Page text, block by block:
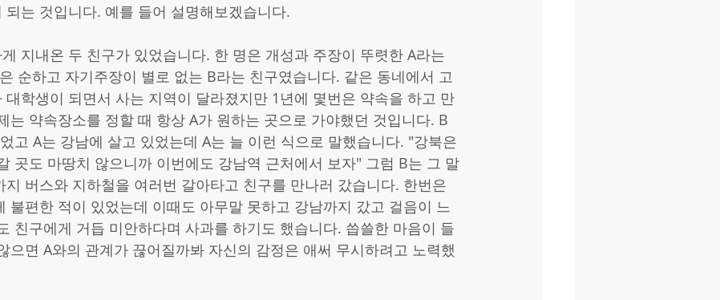
되는 것입니다. 예를 들어 설명해보겠습니다.
지내온 두 친구가 있었습니다. 한 명은 개성과 주장이 뚜렷한 A라는
순하고 자기주장이 별로 없는 B라는 친구였습니다. 같은 동네에서 고
대학생이 되면서 사는 지역이 달라졌지만 1년에 몇번은 약속을 하고 만
는 약속장소를 정할 때 항상 A가 원하는 곳으로 가야했던 것입니다. B
고 A는 강남에 살고 있었는데 A는 늘 이런 식으로 말했습니다. "강북은
곳도 마땅치 않으니까 이번에도 강남역 근처에서 보자" 그럼 B는 그 말
지 버스와 지하철을 여러번 갈아타고 친구를 만나러 갔습니다. 한번은
불편한 적이 있었는데 이때도 아무말 못하고 강남까지 갔고 걸음이 느
친구에게 거듭 미안하다며 사과를 하기도 했습니다. 씁쓸한 마음이 들
으면 A와의 관계가 끊어질까봐 자신의 감정은 애써 무시하려고 노력했